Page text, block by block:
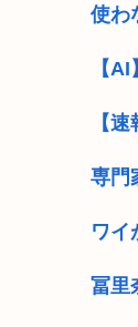
使わ
【
【
専門
ワイ
冨里